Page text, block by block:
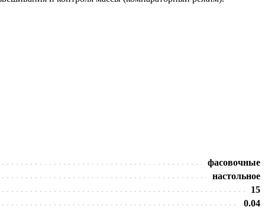
фасовочные
настольное
15
0.04